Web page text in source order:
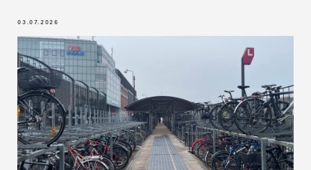
03.07.2026